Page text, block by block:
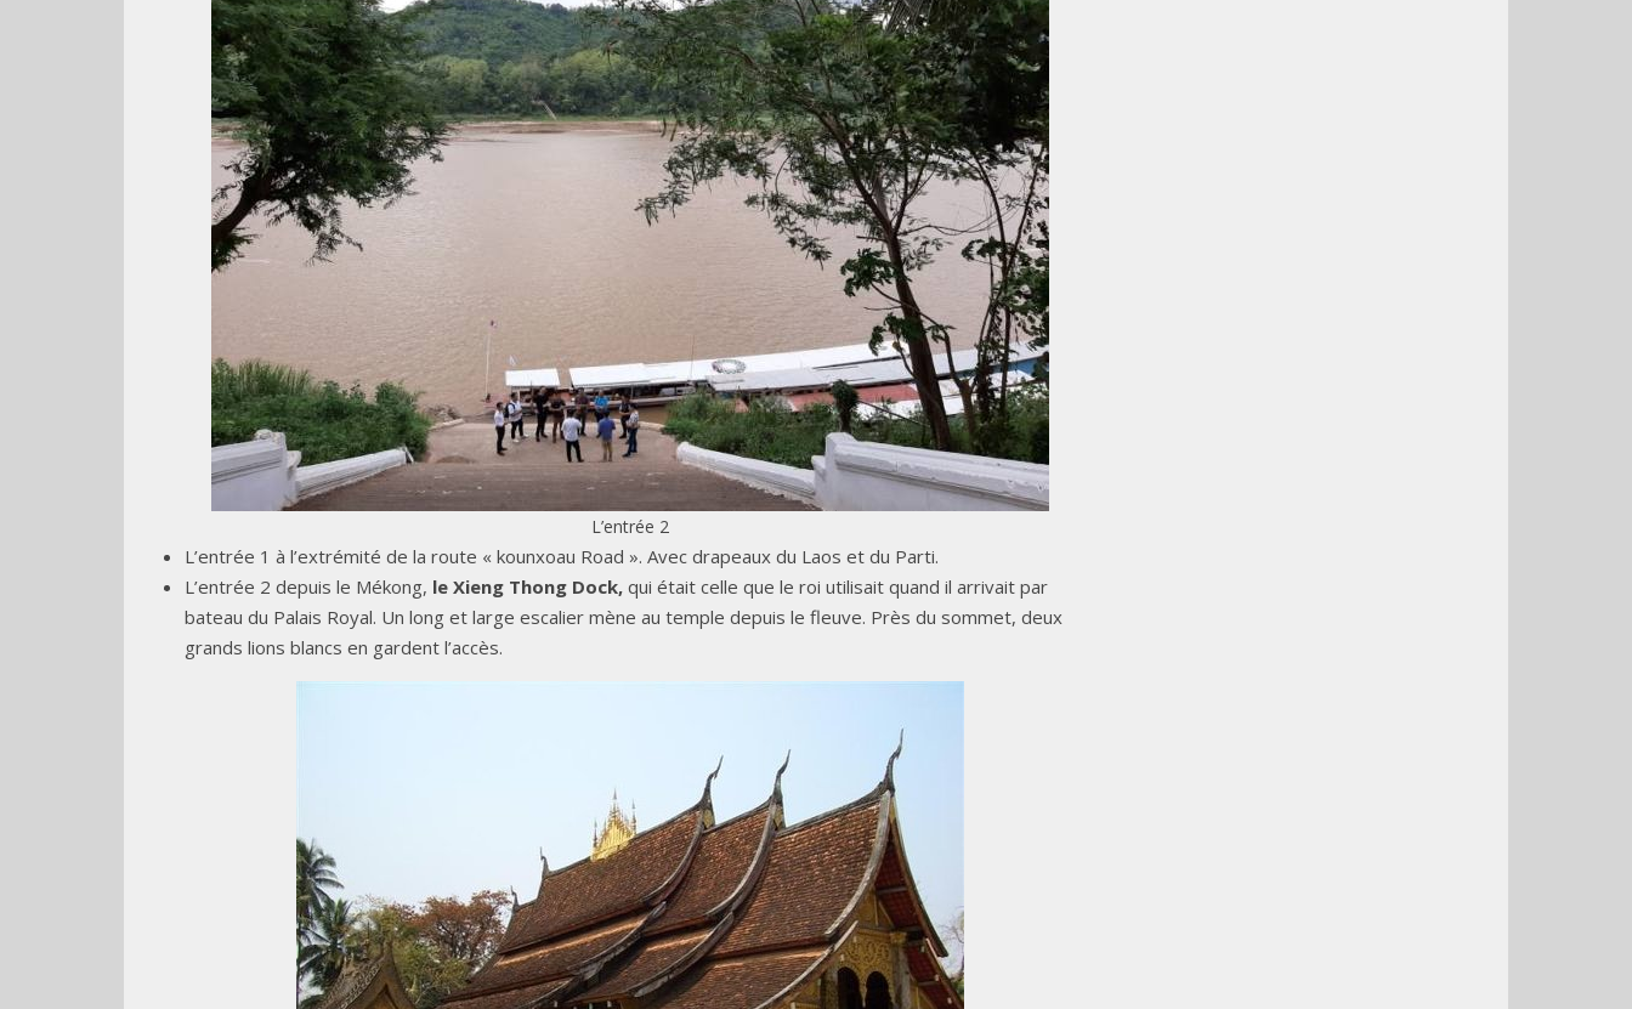
L’entrée 2
L’entrée 1 à l’extrémité de la route « kounxoau Road ». Avec drapeaux du Laos et du Parti.
L’entrée 2 depuis le Mékong, le Xieng Thong Dock, qui était celle que le roi utilisait quand il arrivait par
bateau du Palais Royal. Un long et large escalier mène au temple depuis le fleuve. Près du sommet, deux
grands lions blancs en gardent l’accès.